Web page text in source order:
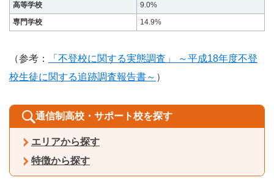
高等学校
9.0%
専門学校
14.9%
（参考：
「不登校に関する実態調査」 ～平成18年度不登
校生徒に関する追跡調査報告書～ ）
通信制高校・サポート校を探す
エリアから探す
特徴から探す